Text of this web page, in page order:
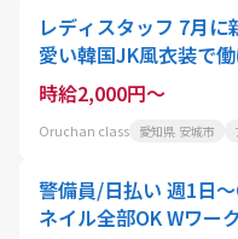
レディスタッフ 7月に
愛い韓国JK風衣装で
時給2,000円～
Oruchan class 愛知県 安城市
警備員/日払い 週1日
ネイル全部OK Wワー